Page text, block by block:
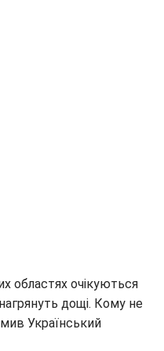
областях очікуються
дощі. Кому не
Український